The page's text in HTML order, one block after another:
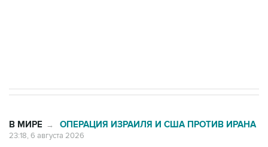
В МИРЕ → ОПЕРАЦИЯ ИЗРАИЛЯ И США ПРОТИВ ИРАНА
23:18, 6 августа 2026